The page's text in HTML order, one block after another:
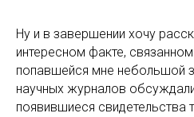
Ну и в завершении хочу
интересном факте,
попавшейся мне небольшой
научных журналов
появившиеся свидетельства